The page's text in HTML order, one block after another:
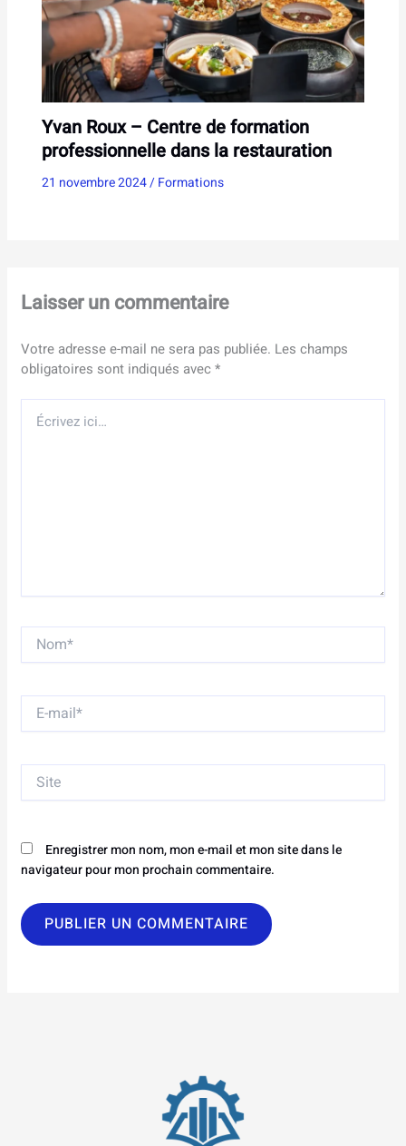
Yvan Roux – Centre de formation
professionnelle dans la restauration
21 novembre 2024/Formations
Laisser un commentaire
Votre adresse e-mail ne sera pas publiée. Les champs
obligatoires sont indiqués avec*
ici…
Nom*
mail*
Site
Enregistrer mon nom, mon e-mail et mon site dans le
navigateur pour mon prochain commentaire.